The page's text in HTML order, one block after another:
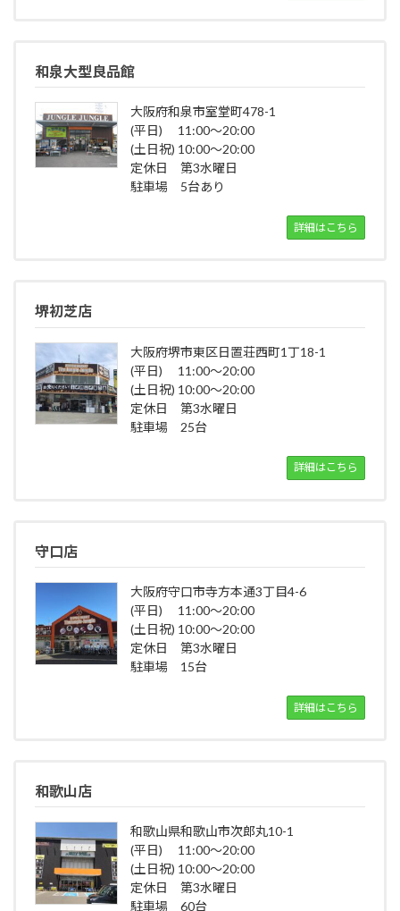
和泉大型良品館
大阪府和泉市室堂町478-1
(平日) 11:00～20:00
(土日祝) 10:00～20:00
定休日 第3水曜日
駐車場 5台あり
詳細はこちら
堺初芝店
大阪府堺市東区日置荘西町1丁18-1
(平日) 11:00～20:00
(土日祝) 10:00～20:00
定休日 第3水曜日
駐車場 25台
詳細はこちら
守口店
大阪府守口市寺方本通3丁目4-6
(平日) 11:00～20:00
(土日祝) 10:00～20:00
定休日 第3水曜日
駐車場 15台
詳細はこちら
和歌山店
和歌山県和歌山市次郎丸10-1
(平日) 11:00～20:00
(土日祝) 10:00～20:00
定休日 第3水曜日
駐車場 60台